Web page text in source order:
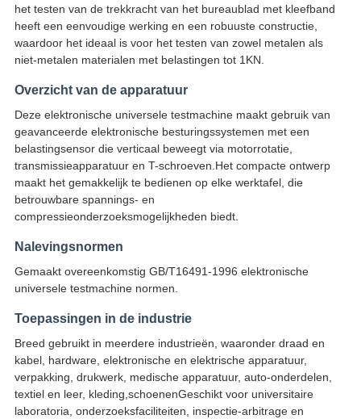
het testen van de trekkracht van het bureaublad met kleefband
heeft een eenvoudige werking en een robuuste constructie,
waardoor het ideaal is voor het testen van zowel metalen als
niet-metalen materialen met belastingen tot 1KN.
Overzicht van de apparatuur
Deze elektronische universele testmachine maakt gebruik van
geavanceerde elektronische besturingssystemen met een
belastingsensor die verticaal beweegt via motorrotatie,
transmissieapparatuur en T-schroeven.Het compacte ontwerp
maakt het gemakkelijk te bedienen op elke werktafel, die
betrouwbare spannings- en
compressieonderzoeksmogelijkheden biedt.
Nalevingsnormen
Gemaakt overeenkomstig GB/T16491-1996 elektronische
universele testmachine normen.
Toepassingen in de industrie
Breed gebruikt in meerdere industrieën, waaronder draad en
kabel, hardware, elektronische en elektrische apparatuur,
verpakking, drukwerk, medische apparatuur, auto-onderdelen,
textiel en leer, kleding,schoenenGeschikt voor universitaire
laboratoria, onderzoeksfaciliteiten, inspectie-arbitrage en